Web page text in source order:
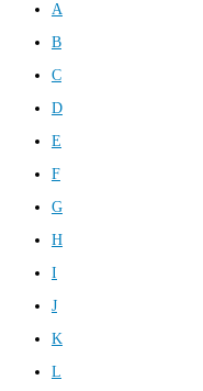
A
B
C
D
E
F
G
H
I
J
K
L